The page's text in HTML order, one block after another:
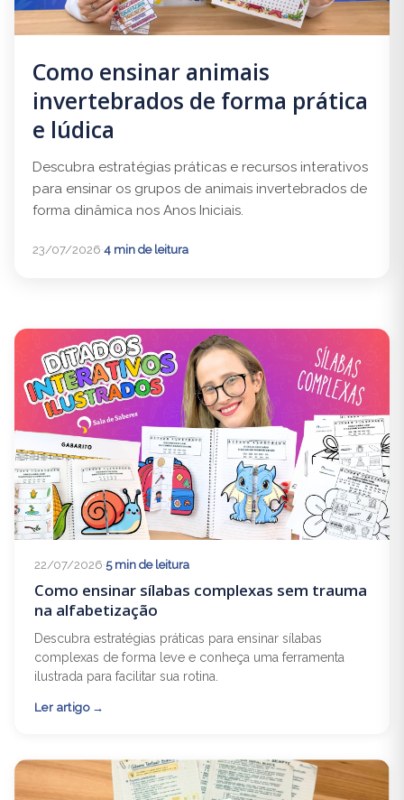
Como ensinar animais
invertebrados de forma prática
e lúdica
Descubra estratégias práticas e recursos interativos
para ensinar os grupos de animais invertebrados de
forma dinâmica nos Anos Iniciais.
23/07/2026·4 min de leitura
22/07/2026·5 min de leitura
Como ensinar sílabas complexas sem trauma
na alfabetização
Descubra estratégias práticas para ensinar sílabas
complexas de forma leve e conheça uma ferramenta
ilustrada para facilitar sua rotina.
Ler artigo